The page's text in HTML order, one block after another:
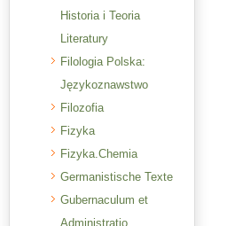
Historia i Teoria
Literatury
Filologia Polska:
Językoznawstwo
Filozofia
Fizyka
Fizyka.Chemia
Germanistische Texte
Gubernaculum et
Administratio